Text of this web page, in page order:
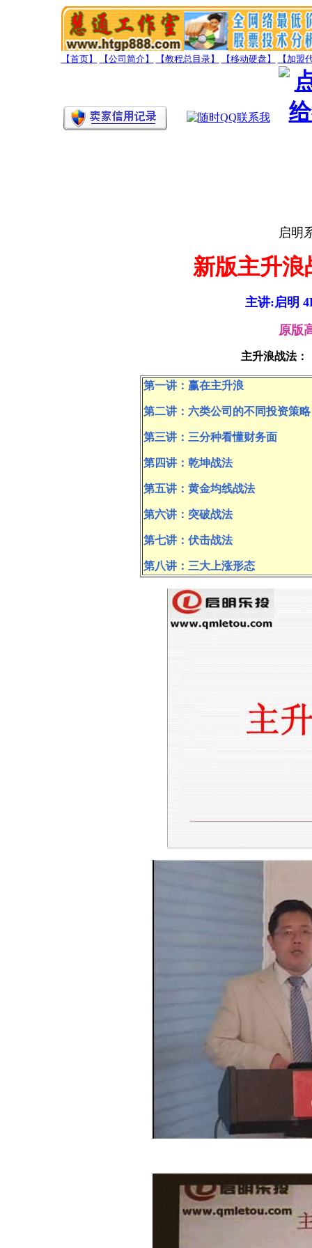
【首页】 【公司简介】 【教程总目录】 【移动硬盘】 【加盟
启明
新版主升
主讲:启明
原版
主升浪战法：
第一讲：赢在主升浪
第二讲：六类公司的不同投资策略
第三讲：三分种看懂财务面
第四讲：乾坤战法
第五讲：黄金均线战法
第六讲：突破战法
第七讲：伏击战法
第八讲：三大上涨形态